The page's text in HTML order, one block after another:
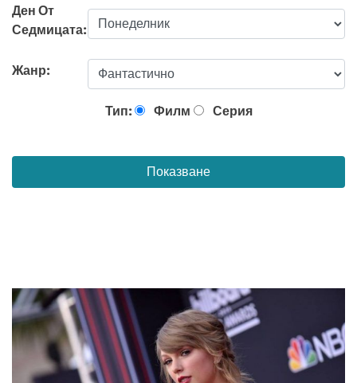
Ден От
Седмицата:
Жанр:
Тип: Филм Серия
Показване